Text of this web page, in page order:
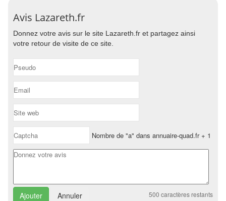
Avis Lazareth.fr
Donnez votre avis sur le site Lazareth.fr et partagez ainsi
votre retour de visite de ce site.
Nombre de "a" dans annuaire-quad.fr + 1
Annuler 500 caractères restants